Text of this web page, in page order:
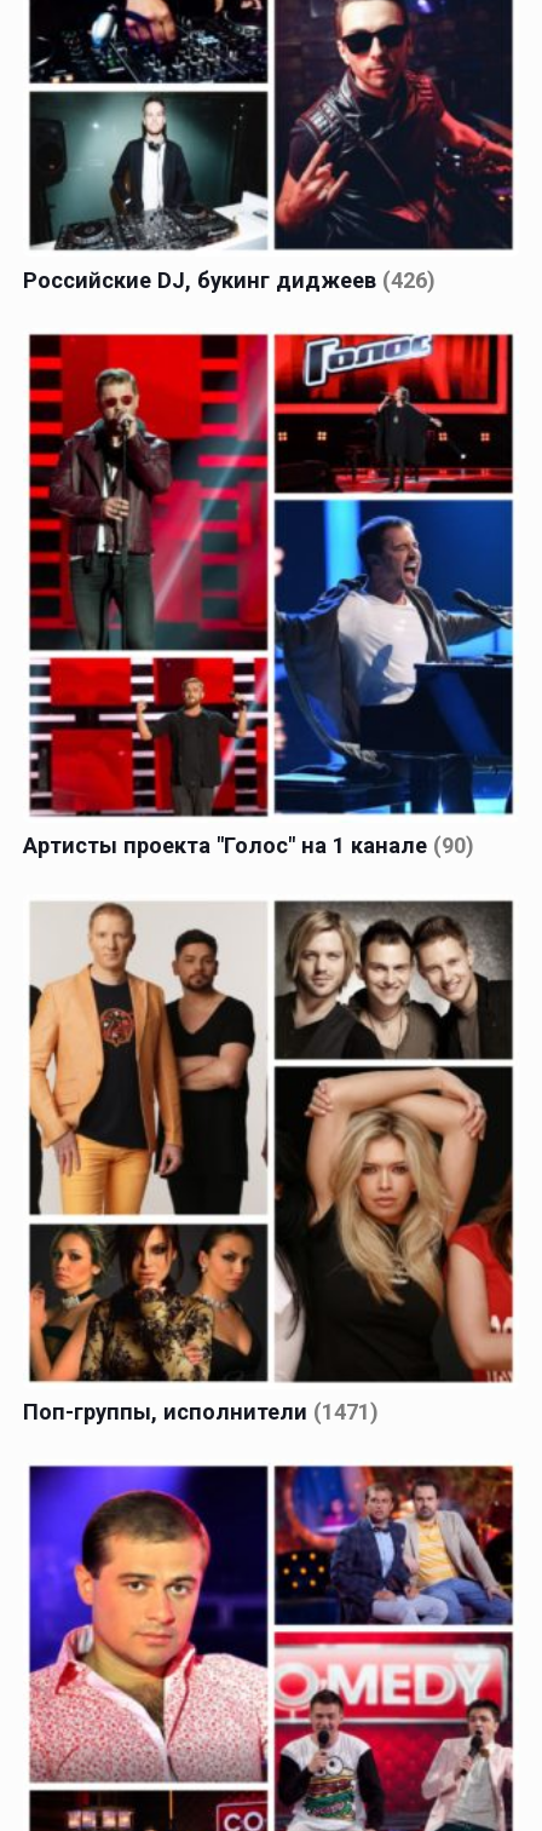
Российские DJ, букинг диджеев (426)
Артисты проекта "Голос" на 1 канале (90)
Поп-группы, исполнители (1471)